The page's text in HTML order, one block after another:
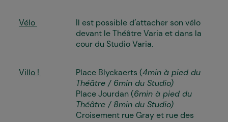
Vélo
Il est possible d’attacher son vélo
devant le Théâtre Varia et dans la
cour du Studio Varia.
Villo ! Place Blyckaerts (4min à pied du
Théâtre / 6min du Studio)
Place Jourdan (6min à pied du
Théâtre / 8min du Studio)
Croisement rue Gray et rue des